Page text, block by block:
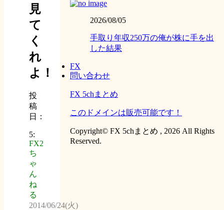
見
て
く
れ
よ！
投
稿
日：
5:
FX2
ち
ゃ
ん
ね
る
2014/06/24(火)
2026/08/05
手取り年収250万の俺が株に手を出
した結果
FX
問い合わせ
FX 5chまとめ
このドメインは販売可能です！
Copyright© FX 5chまとめ , 2026 All Rights
Reserved.